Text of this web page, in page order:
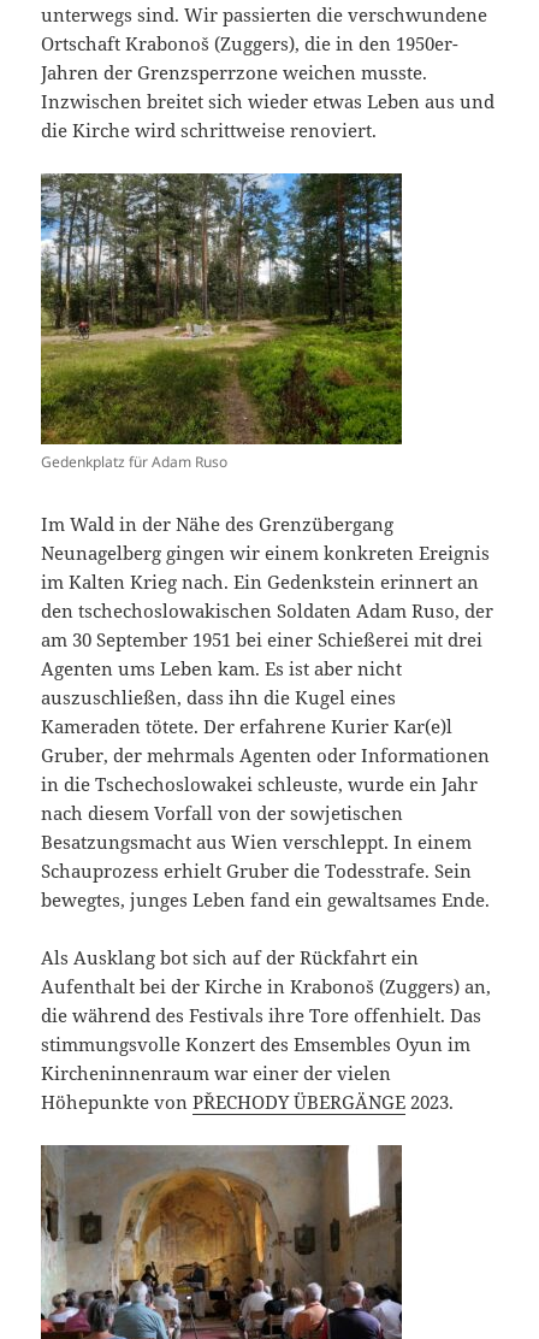
unterwegs sind. Wir passierten die verschwundene
Ortschaft Krabonoš (Zuggers), die in den 1950er-
Jahren der Grenzsperrzone weichen musste.
Inzwischen breitet sich wieder etwas Leben aus und
die Kirche wird schrittweise renoviert.
Gedenkplatz für Adam Ruso
Im Wald in der Nähe des Grenzübergang
Neunagelberg gingen wir einem konkreten Ereignis
im Kalten Krieg nach. Ein Gedenkstein erinnert an
den tschechoslowakischen Soldaten Adam Ruso, der
am 30 September 1951 bei einer Schießerei mit drei
Agenten ums Leben kam. Es ist aber nicht
auszuschließen, dass ihn die Kugel eines
Kameraden tötete. Der erfahrene Kurier Kar(e)l
Gruber, der mehrmals Agenten oder Informationen
in die Tschechoslowakei schleuste, wurde ein Jahr
nach diesem Vorfall von der sowjetischen
Besatzungsmacht aus Wien verschleppt. In einem
Schauprozess erhielt Gruber die Todesstrafe. Sein
bewegtes, junges Leben fand ein gewaltsames Ende.
Als Ausklang bot sich auf der Rückfahrt ein
Aufenthalt bei der Kirche in Krabonoš (Zuggers) an,
die während des Festivals ihre Tore offenhielt. Das
stimmungsvolle Konzert des Emsembles Oyun im
Kircheninnenraum war einer der vielen
Höhepunkte vonPŘECHODY ÜBERGÄNGE 2023.